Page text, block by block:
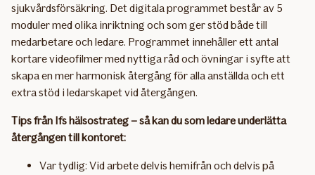
sjukvårdsförsäkring. Det digitala programmet består av 5
moduler med olika inriktning och som ger stöd både till
medarbetare och ledare. Programmet innehåller ett antal
kortare videofilmer med nyttiga råd och övningar i syfte att
skapa en mer harmonisk återgång för alla anställda och ett
extra stöd i ledarskapet vid återgången.
Tips från Ifs hälsostrateg – så kan du som ledare underlätta
återgången till kontoret:
Var tydlig: Vid arbete delvis hemifrån och delvis på